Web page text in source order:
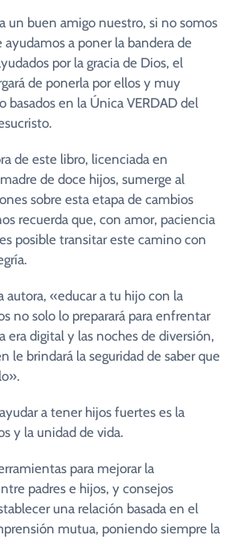
un buen amigo nuestro, si no somos
ayudamos a poner la bandera de
por la gracia de Dios, el
de ponerla por ellos y muy
basados en la Única VERDAD del
de este libro, licenciada en
de doce hijos, sumerge al
sobre esta etapa de cambios
recuerda que, con amor, paciencia
posible transitar este camino con
autora, «educar a tu hijo con la
no solo lo preparará para enfrentar
era digital y las noches de diversión,
le brindará la seguridad de saber que
a tener hijos fuertes es la
y la unidad de vida.
para mejorar la
padres e hijos, y consejos
una relación basada en el
mutua, poniendo siempre la